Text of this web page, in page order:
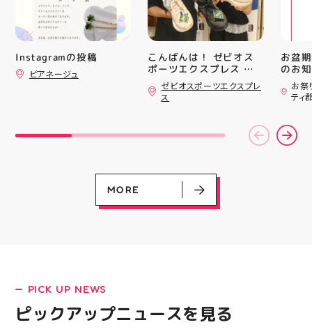
LATEST!
ピックアップニュース
Instagramの投稿
ピアネージュ
こんばんは！ ゼビオス
ポーツエクスプレス ア
ティ郡山です🦭 ・ ★本
日のラジオ★は アシッ
クスからランニングシュ
6」の紹介でした ・ 特
徴としては ☆軽量かつ
搭載し、推進力を向上さ
せました！
☆ASICSGRIPを前足部に
追加し、グリップ力を向
をカジュアルに走りたい
方や仕事履き、夏のお出
ゼビオスポーツエクスプレ
ス
キャ
#歯の
お盆
のお知らせ
用い
ざい
(水)
いたしま
22:00
お祭
ティ
MORE
PICK UP NEWS
ピックアップニュースを見る